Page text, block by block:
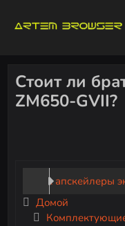
Стоит ли
ZM650-GVII?
Как апскейлеры
DLSS, FSR и XeSS
Домой